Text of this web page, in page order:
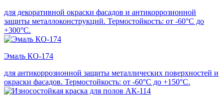
для декоративной окраски фасадов и антикоррозионной
защиты металлоконструкций. Термостойкость: от -60°С до
+300°С.
Эмаль КО-174
для антикоррозионной защиты металлических поверхностей и
окраски фасадов. Термостойкость: от -60°С до +150°С.